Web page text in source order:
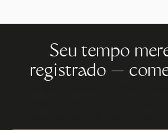
Seu tempo
registrado —